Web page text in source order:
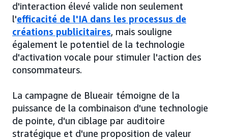
d'interaction élevé valide non seulement
l'efficacité de l'IA dans les processus de
créations publicitaires, mais souligne
également le potentiel de la technologie
d'activation vocale pour stimuler l'action des
consommateurs.
La campagne de Blueair témoigne de la
puissance de la combinaison d'une technologie
de pointe, d'un ciblage par auditoire
stratégique et d'une proposition de valeur